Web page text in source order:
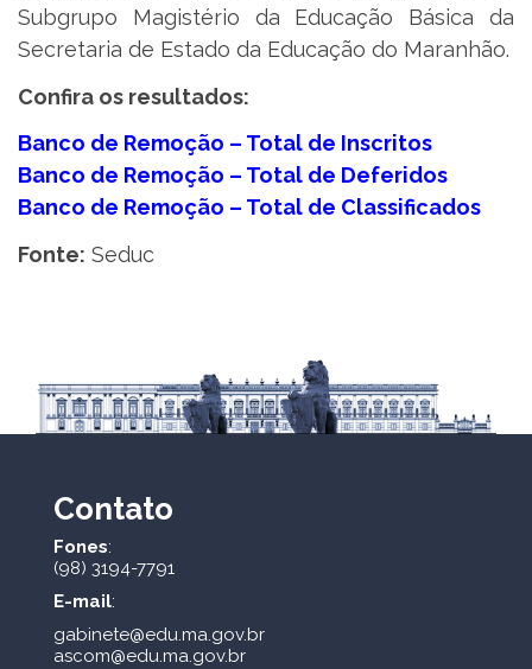
Subgrupo Magistério da Educação Básica da
Secretaria de Estado da Educação do Maranhão.
Confira os resultados:
Banco de Remoção – Total de Inscritos
Banco de Remoção – Total de Deferidos
Banco de Remoção – Total de Classificados
Fonte: Seduc
Contato
Fones:
(98) 3194-7791
E-mail:
gabinete@edu.ma.gov.br
ascom@edu.ma.gov.br